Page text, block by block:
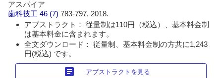
アスパイア
歯科技工 46 (7)783-797, 2018.
アブストラクト： 従量制は110円（税込）、基本料金制
は基本料金に含まれます。
全文ダウンロード： 従量制、基本料金制の方共に1,243
円(税込) です。
article アブストラクトを見る